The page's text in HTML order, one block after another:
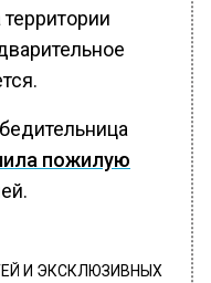
пожилую
И ЭКСКЛЮЗИВНЫХ